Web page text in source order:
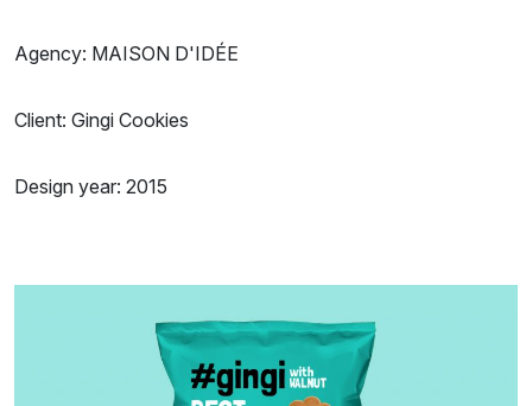
Agency: MAISON D'IDÉE
Client: Gingi Cookies
Design year: 2015